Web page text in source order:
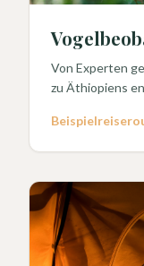
Von Experten
zu Äthiopiens